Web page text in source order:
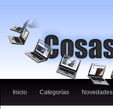
Inicio Categorías Novedades